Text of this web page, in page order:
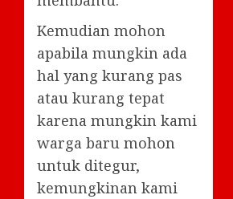
Kemudian mohon
apabila mungkin ada
hal yang kurang pas
atau kurang tepat
karena mungkin kami
warga baru mohon
untuk ditegur,
kemungkinan kami